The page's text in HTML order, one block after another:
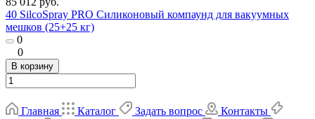
40 SilcoSpray PRO Силиконовый компаунд для вакуумных
мешков (25+25 кг)
0
0
В корзину
Главная Каталог Задать вопрос
Контакты